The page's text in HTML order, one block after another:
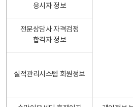
응시자 정보
전문상담사 자격검정
합격자 정보
실적관리시스템 회원정보